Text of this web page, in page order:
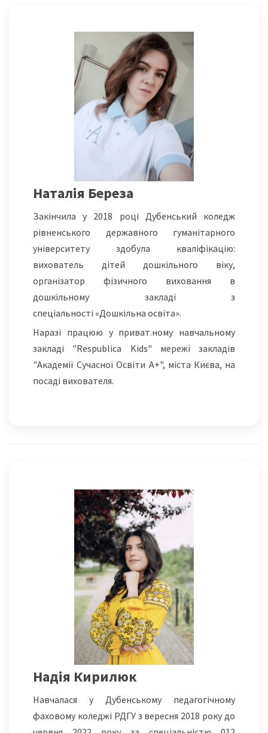
Наталія Береза
Закінчила у 2018 році Дубенський коледж
рівненського державного гуманітарного
університету здобула кваліфікацію:
вихователь дітей дошкільного віку,
організатор фізичного виховання в
дошкільному закладі з
спеціальності «Дошкільна освіта».
Наразі працюю у приват.ному навчальному
закладі "Respublica Kids" мережі закладів
"Академії Сучасної Освіти А+", міста Києва, на
посаді вихователя.
Надія Кирилюк
Навчалася у Дубенському педагогічному
фаховому коледжі РДГУ з вересня 2018 року до